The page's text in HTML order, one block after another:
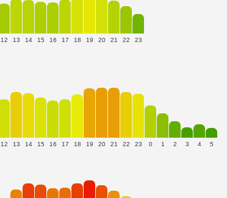
12 13 14 15 16 17 18 19 20 21 22 23
12 13 14 15 16 17 18 19 20 21 22 23 0 1 2 3 4 5